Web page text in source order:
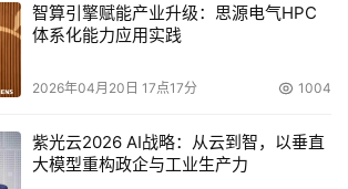
目前的存储容量时，正在使用的存储设
不需要离线就可扩充存储容量，实现了业
的环境都是光纤专有环路或交换式结
智算引擎赋能产业升级：思源电气HPC
体系化能力应用实践
2026年04月20日 17点17分 1004
紫光云2026 AI战略：从云到智，以垂直
大模型重构政企与工业生产力